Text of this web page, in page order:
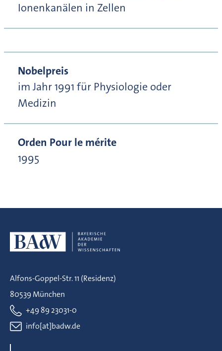
Ionenkanälen in Zellen
Nobelpreis
im Jahr 1991 für Physiologie oder
Medizin
Orden Pour le mérite
1995
Alfons-Goppel-Str. 11 (Residenz)
80539 München
+49 89 23031-0
info[at]badw.de